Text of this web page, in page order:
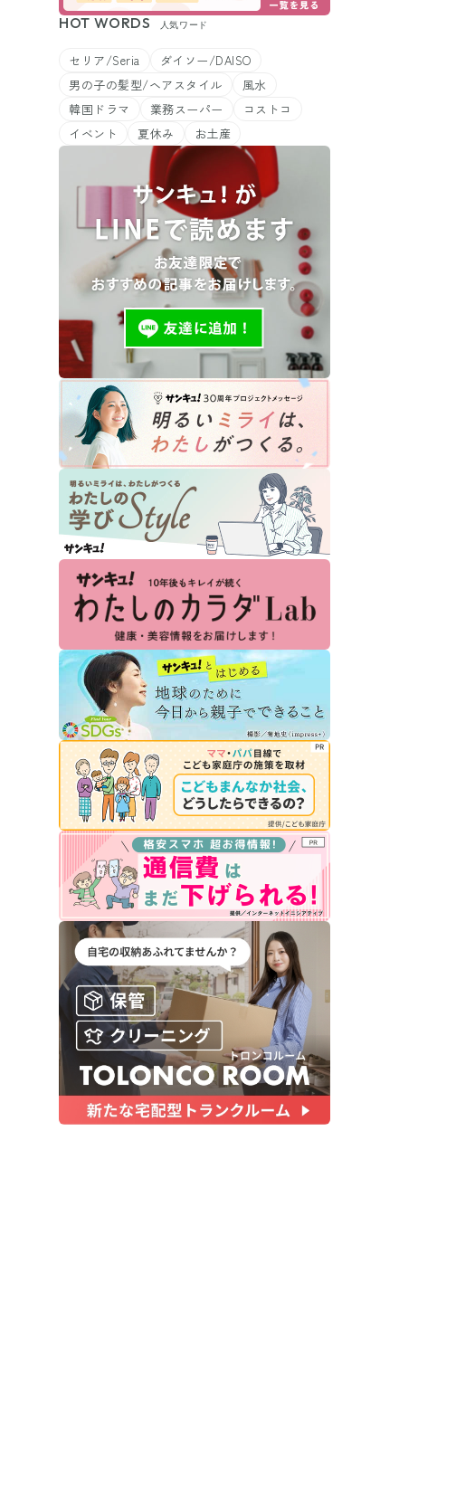
HOT WORDS 人気ワード
セリア/Seria
ダイソー/DAISO
男の子の髪型/ヘアスタイル
風水
韓国ドラマ
業務スーパー
コストコ
イベント
夏休み お土産